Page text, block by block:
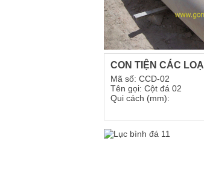
CON TIỆN CÁC LOẠI
Mã số: CCD-02
Tên gọi: Cột đá 02
Qui cách (mm):